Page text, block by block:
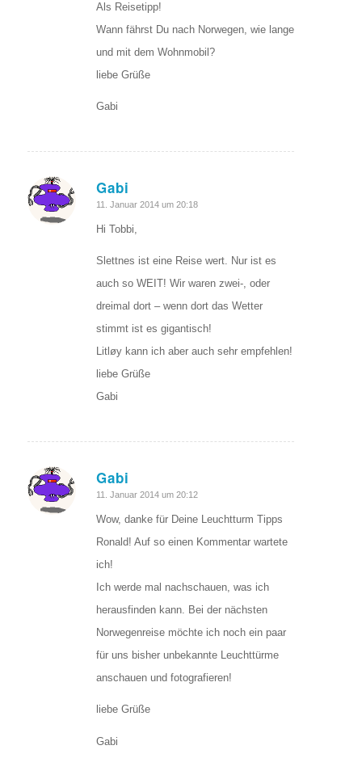
Als Reisetipp!
Wann fährst Du nach Norwegen, wie lange
und mit dem Wohnmobil?
liebe Grüße
Gabi
Gabi
sagte:
11. Januar 2014 um 20:18
Hi Tobbi,
Slettnes ist eine Reise wert. Nur ist es
auch so WEIT! Wir waren zwei-, oder
dreimal dort – wenn dort das Wetter
stimmt ist es gigantisch!
Litløy kann ich aber auch sehr empfehlen!
liebe Grüße
Gabi
Gabi
sagte:
11. Januar 2014 um 20:12
Wow, danke für Deine Leuchtturm Tipps
Ronald! Auf so einen Kommentar wartete
ich!
Ich werde mal nachschauen, was ich
herausfinden kann. Bei der nächsten
Norwegenreise möchte ich noch ein paar
für uns bisher unbekannte Leuchttürme
anschauen und fotografieren!
liebe Grüße
Gabi